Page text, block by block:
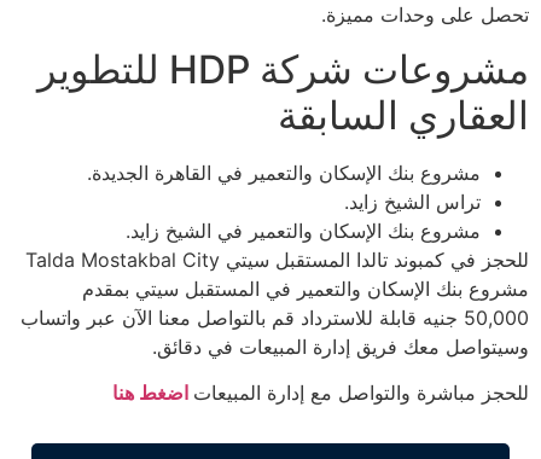
تحصل على وحدات مميزة.
مشروعات شركة HDP للتطوير
العقاري السابقة
مشروع بنك الإسكان والتعمير في القاهرة الجديدة.
تراس الشيخ زايد.
مشروع بنك الإسكان والتعمير في الشيخ زايد.
للحجز في كمبوند تالدا المستقبل سيتي Talda Mostakbal City
مشروع بنك الإسكان والتعمير في المستقبل سيتي بمقدم
50,000 جنيه قابلة للاسترداد قم بالتواصل معنا الآن عبر واتساب
وسيتواصل معك فريق إدارة المبيعات في دقائق.
للحجز مباشرة والتواصل مع إدارة المبيعات اضغط هنا